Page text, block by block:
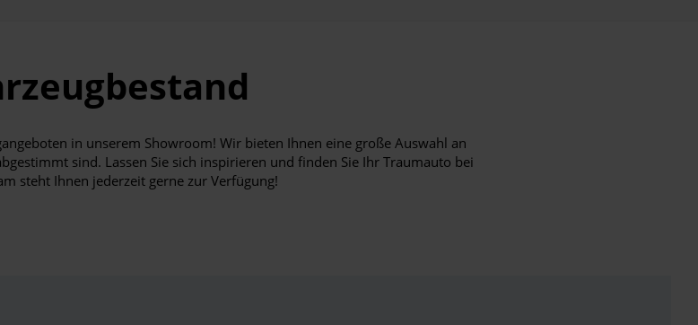
in unserem Showroom! Wir bieten Ihnen eine große Auswahl an
sind. Lassen Sie sich inspirieren und finden Sie Ihr Traumauto bei
steht Ihnen jederzeit gerne zur Verfügung!